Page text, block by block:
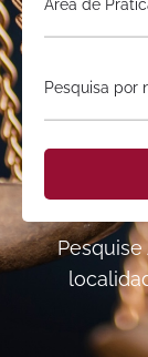
Área de
Pesquisa por
Pesquise